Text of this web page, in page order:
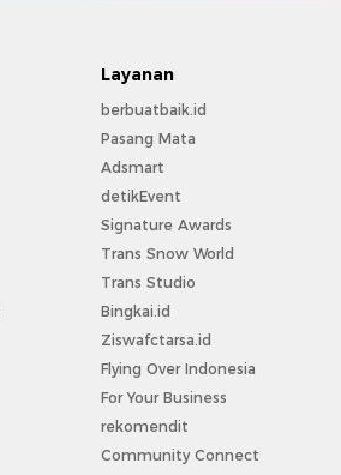
Layanan
berbuatbaik.id
Pasang Mata
Adsmart
detikEvent
Signature Awards
Trans Snow World
Trans Studio
Bingkai.id
Ziswafctarsa.id
Flying Over Indonesia
For Your Business
rekomendit
Community Connect